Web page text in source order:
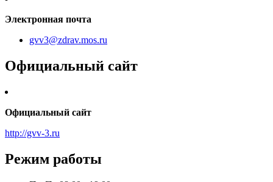
Электронная почта
gvv3@zdrav.mos.ru
Официальный сайт
Официальный сайт
http://gvv-3.ru
Режим работы